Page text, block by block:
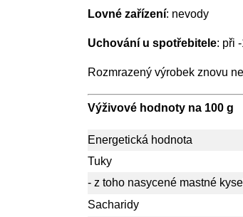
Lovné zařízení: nevody
Uchování u spotřebitele: při
Rozmrazený výrobek znovu
Výživové hodnoty na 100 g
Energetická hodnota
Tuky
- z toho nasycené mastné
Sacharidy